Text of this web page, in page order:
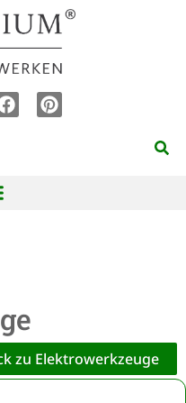
zu Elektrowerkzeuge